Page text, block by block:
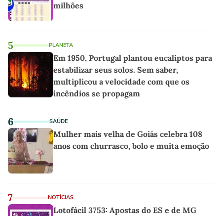
milhões
5 PLANETA
Em 1950, Portugal plantou eucaliptos para
estabilizar seus solos. Sem saber,
multiplicou a velocidade com que os
incêndios se propagam
6 SAÚDE
Mulher mais velha de Goiás celebra 108
anos com churrasco, bolo e muita emoção
7 NOTÍCIAS
Lotofácil 3753: Apostas do ES e de MG